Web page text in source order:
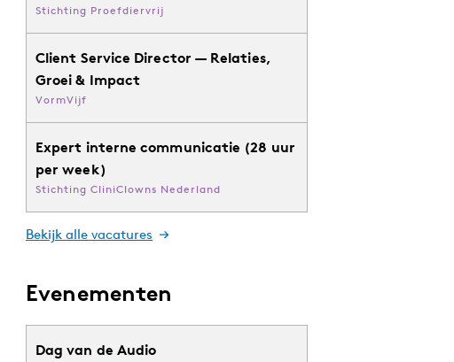
Stichting Proefdiervrij
Client Service Director — Relaties,
Groei & Impact
VormVijf
Expert interne communicatie (28 uur
per week)
Stichting CliniClowns Nederland
Bekijk alle vacatures
Evenementen
Dag van de Audio